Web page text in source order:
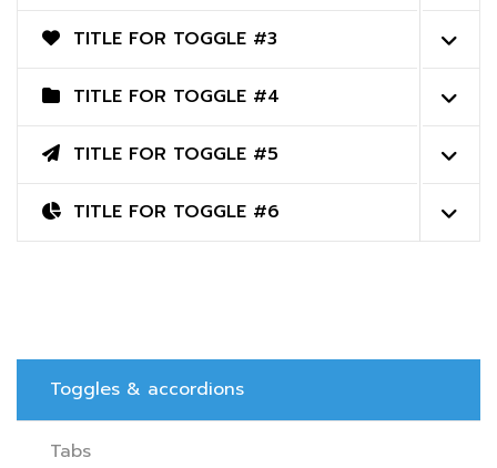
TITLE FOR TOGGLE #3
TITLE FOR TOGGLE #4
TITLE FOR TOGGLE #5
TITLE FOR TOGGLE #6
Toggles & accordions
Tabs